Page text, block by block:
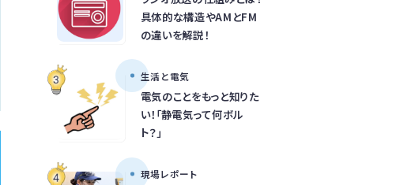
具体的な構造やAMとFM
の違いを解説！
生活と電気
電気のことをもっと知りた
い！「静電気って何ボル
ト？」
現場レポート